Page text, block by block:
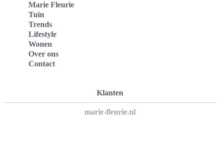
Marie Fleurie
Tuin
Trends
Lifestyle
Wonen
Over ons
Contact
Klanten
marie-fleurie.nl